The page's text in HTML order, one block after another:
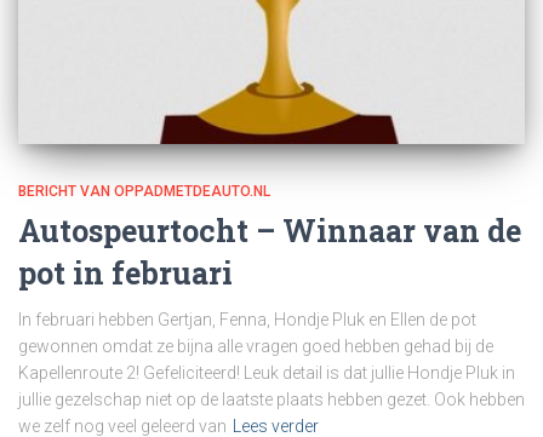
BERICHT VAN OPPADMETDEAUTO.NL
Autospeurtocht – Winnaar van de
pot in februari
In februari hebben Gertjan, Fenna, Hondje Pluk en Ellen de pot
gewonnen omdat ze bijna alle vragen goed hebben gehad bij de
Kapellenroute 2! Gefeliciteerd! Leuk detail is dat jullie Hondje Pluk in
jullie gezelschap niet op de laatste plaats hebben gezet. Ook hebben
we zelf nog veel geleerd van
Lees verder